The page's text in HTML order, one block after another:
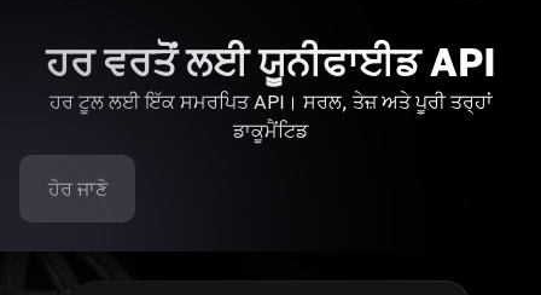
ਹਰ ਵਰਤੋਂ ਲਈ ਯੂਨੀਫਾਈਡ API
ਹਰ ਟੂਲ ਲਈ ਇੱਕ ਸਮਰਪਿਤ API। ਸਰਲ, ਤੇਜ਼ ਅਤੇ ਪੂਰੀ ਤਰ੍ਹਾਂ
ਡਾਕੂਮੈਂਟਿਡ
ਹੋਰ ਜਾਣੋ